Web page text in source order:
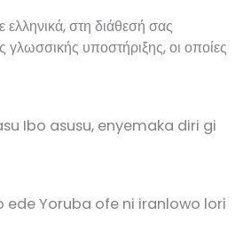
στη διάθεσή σας
γλωσσικής υποστήριξης, οι οποίες
Ibo asusu, enyemaka diri gi
ede Yoruba ofe ni iranlowo lori